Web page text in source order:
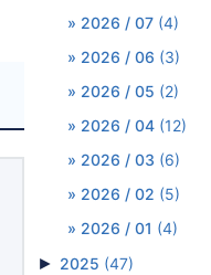
2026 / 07 (4)
2026 / 06 (3)
2026 / 05 (2)
2026 / 04 (12)
2026 / 03 (6)
2026 / 02 (5)
2026 / 01 (4)
► 2025 (47)